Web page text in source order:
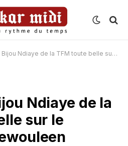
Ndiaye de la TFM toute belle sur le plateau de yewouleen
Ndiaye de la
sur le